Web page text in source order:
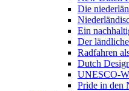
Die
Ein
Der
Radfahren
Dutch
UNESCO-
Pride in den